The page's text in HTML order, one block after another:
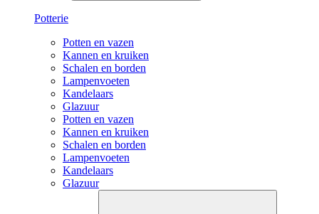
Potterie
Potten en vazen
Kannen en kruiken
Schalen en borden
Lampenvoeten
Kandelaars
Glazuur
Potten en vazen
Kannen en kruiken
Schalen en borden
Lampenvoeten
Kandelaars
Glazuur